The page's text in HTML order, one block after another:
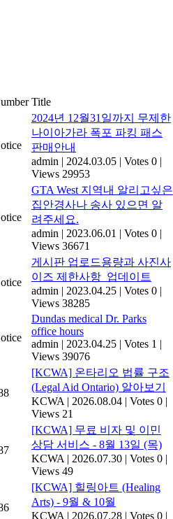
Title
2024년 12월31일까지 무제한
나이아가라 폭포 파킹 패스
판매안내
admin | 2024.03.05 | Votes 0 |
Views 29953
GTA West 지역내 알리고싶은
집안경사나 송사 있으면 알
려주세요.
admin | 2023.06.01 | Votes 0 |
Views 36671
게시판 업로드용량과 사진사
이즈 제한사항_업데이트
admin | 2023.04.25 | Votes 0 |
Views 38285
Dundas medical Dr. Parks
office hours
admin | 2023.04.25 | Votes 1 |
Views 39076
[KCWA] 온타리오 법률 구조
(Legal Aid Ontario) 알아보기
KCWA | 2026.08.04 | Votes 0 |
Views 21
[KCWA] 무료 비자 및 이민
상담 서비스 - 8월 13일 (목)
KCWA | 2026.07.30 | Votes 0 |
Views 49
[KCWA] 힐링아트 (Healing
Arts) - 9월 & 10월
KCWA | 2026.07.28 | Votes 0 |